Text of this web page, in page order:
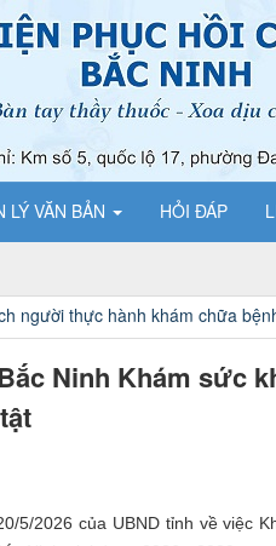
LÝ VĂN BẢN HỎI ĐÁP
bệnh
Báo cáo tiếp
Ninh Khám sức
2026 của UBND tỉnh về việc